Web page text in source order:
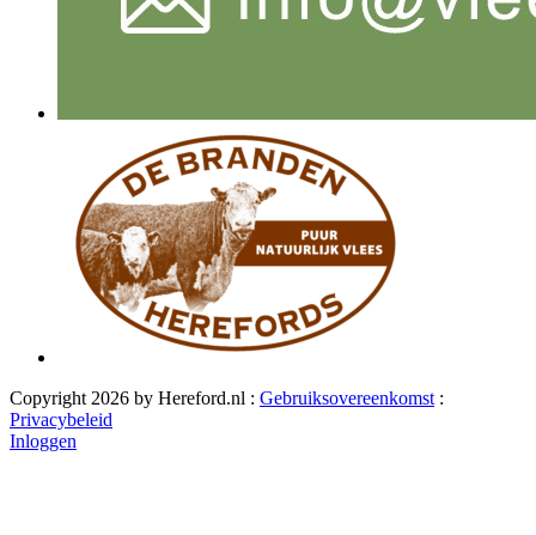
Copyright 2026 by Hereford.nl : Gebruiksovereenkomst :
Privacybeleid
Inloggen